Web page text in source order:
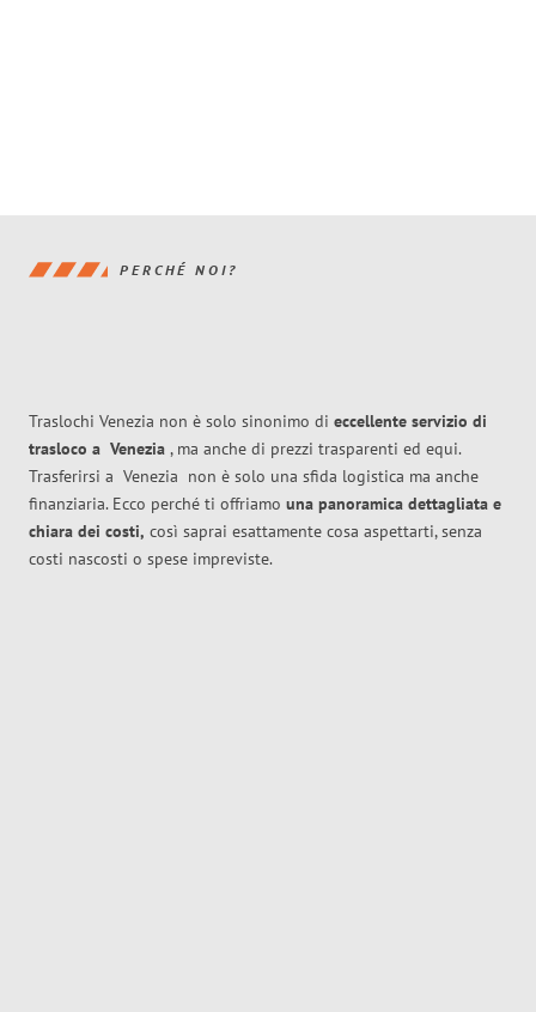
PERCHÉ NOI?
Traslochi Venezia non è solo sinonimo di eccellente servizio di
trasloco a Venezia , ma anche di prezzi trasparenti ed equi.
Trasferirsi a Venezia non è solo una sfida logistica ma anche
finanziaria. Ecco perché ti offriamo una panoramica dettagliata e
chiara dei costi, così saprai esattamente cosa aspettarti, senza
costi nascosti o spese impreviste.